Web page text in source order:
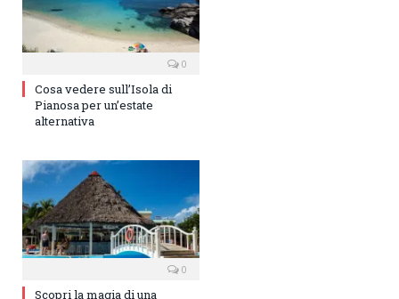
0
Cosa vedere sull’Isola di
Pianosa per un’estate
alternativa
0
Scopri la magia di una